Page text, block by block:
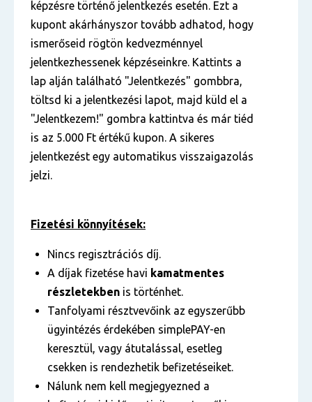
képzésre történő jelentkezés esetén. Ezt a
kupont akárhányszor tovább adhatod, hogy
ismerőseid rögtön kedvezménnyel
jelentkezhessenek képzéseinkre. Kattints a
lap alján található "Jelentkezés" gombbra,
töltsd ki a jelentkezési lapot, majd küld el a
"Jelentkezem!" gombra kattintva és már tiéd
is az 5.000 Ft értékű kupon. A sikeres
jelentkezést egy automatikus visszaigazolás
jelzi.
Fizetési könnyítések:
Nincs regisztrációs díj.
A díjak fizetése havi kamatmentes
részletekben is történhet.
Tanfolyami résztvevőink az egyszerűbb
ügyintézés érdekében simplePAY-en
keresztül, vagy átutalással, esetleg
csekken is rendezhetik befizetéseiket.
Nálunk nem kell megjegyezned a